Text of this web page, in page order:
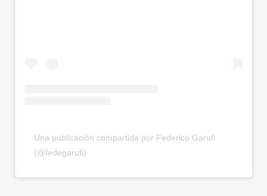
Una publicación compartida por Federico Garufi
(@fedegarufi)